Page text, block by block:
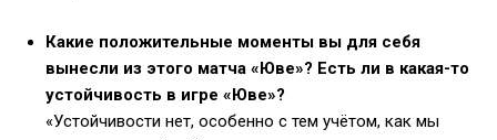
Какие положительные моменты вы для себя
вынесли из этого матча «Юве»? Есть ли в какая-то
устойчивость в игре «Юве»?
«Устойчивости нет, особенно с тем учётом, как мы